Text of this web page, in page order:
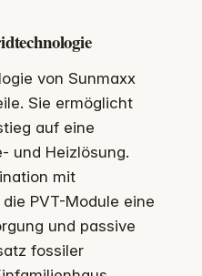
von Sunmaxx
Sie ermöglicht
auf eine
und Heizlösung.
mit
PVT-Module eine
und passive
fossiler